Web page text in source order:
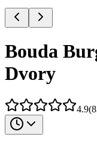
Bouda
Dvory
4.9(